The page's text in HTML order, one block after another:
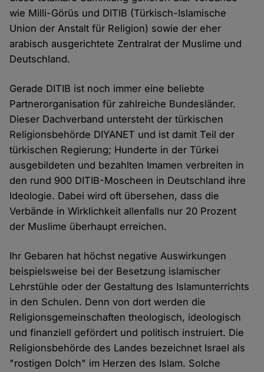
wie Milli-Görüs und DITIB (Türkisch-Islamische
Union der Anstalt für Religion) sowie der eher
arabisch ausgerichtete Zentralrat der Muslime und
Deutschland.
Gerade DITIB ist noch immer eine beliebte
Partnerorganisation für zahlreiche Bundesländer.
Dieser Dachverband untersteht der türkischen
Religionsbehörde DIYANET und ist damit Teil der
türkischen Regierung; Hunderte in der Türkei
ausgebildeten und bezahlten Imamen verbreiten in
den rund 900 DITIB-Moscheen in Deutschland ihre
Ideologie. Dabei wird oft übersehen, dass die
Verbände in Wirklichkeit allenfalls nur 20 Prozent
der Muslime überhaupt erreichen.
Ihr Gebaren hat höchst negative Auswirkungen
beispielsweise bei der Besetzung islamischer
Lehrstühle oder der Gestaltung des Islamunterrichts
in den Schulen. Denn von dort werden die
Religionsgemeinschaften theologisch, ideologisch
und finanziell gefördert und politisch instruiert. Die
Religionsbehörde des Landes bezeichnet Israel als
"rostigen Dolch" im Herzen des Islam. Solche